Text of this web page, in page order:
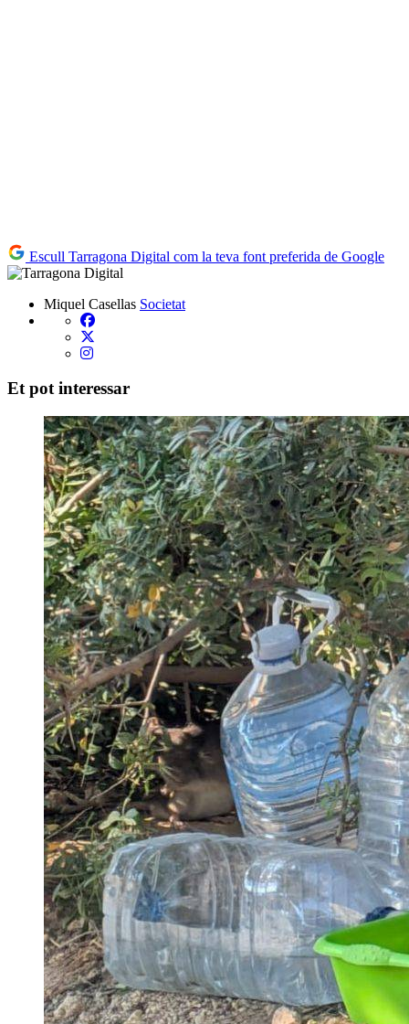
Escull Tarragona Digital com la teva font preferida de Google
Miquel Casellas Societat
Et pot interessar